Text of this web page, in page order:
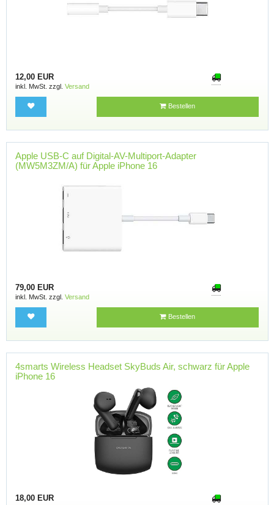
12,00 EUR
inkl. MwSt. zzgl. Versand
Bestellen
Apple USB-C auf Digital-AV-Multiport-Adapter
(MW5M3ZM/A) für Apple iPhone 16
79,00 EUR
inkl. MwSt. zzgl. Versand
Bestellen
4smarts Wireless Headset SkyBuds Air, schwarz für Apple
iPhone 16
18,00 EUR